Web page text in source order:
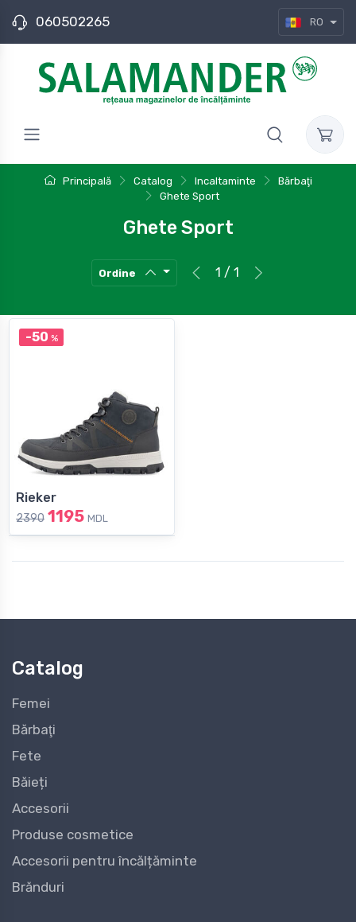
060502265 RO
Principală Catalog Incaltaminte
Bărbaţi
Ghete Sport
Ghete Sport
Ordine 1 / 1
-50 %
Rieker
2390 1195 MDL
Catalog
Femei
Bărbaţi
Fete
Băieți
Accesorii
Produse cosmetice
Accesorii pentru încălțăminte
Brănduri